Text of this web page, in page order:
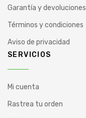
Garantía y devoluciones
Términos y condiciones
Aviso de privacidad
SERVICIOS
Mi cuenta
Rastrea tu orden